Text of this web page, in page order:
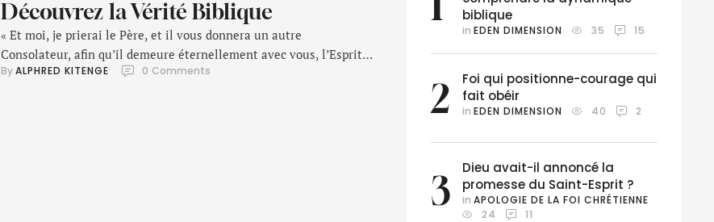
Découvrez la Vérité Biblique
« Et moi, je prierai le Père, et il vous donnera un autre
Consolateur, afin qu’il demeure éternellement avec vous, l’Esprit
de vérité, que le monde ne peut recevoir, parce qu’il ne le voit ni
By ALPHRED KITENGE 0 Comments
biblique
in EDEN DIMENSION 35 15
2
Foi qui positionne-courage qui
fait obéir
in EDEN DIMENSION 40 2
3
Dieu avait-il annoncé la
promesse du Saint-Esprit ?
in APOLOGIE DE LA FOI CHRÉTIENNE
24
11